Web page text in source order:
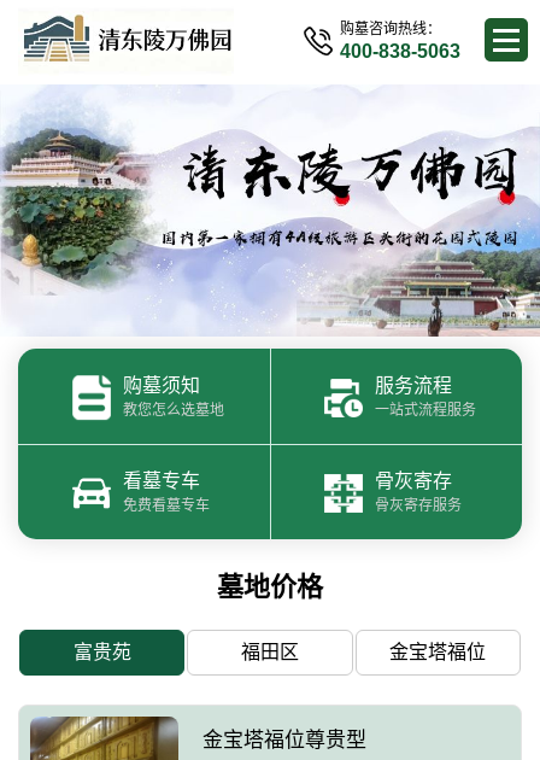
购墓咨询热线：
400-838-5063
购墓须知
教您怎么选墓地
服务流程
一站式流程服务
看墓专车
免费看墓专车
骨灰寄存
骨灰寄存服务
墓地价格
富贵苑 福田区 金宝塔福位
金宝塔福位尊贵型